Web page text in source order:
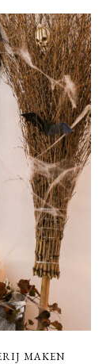
MAKEN